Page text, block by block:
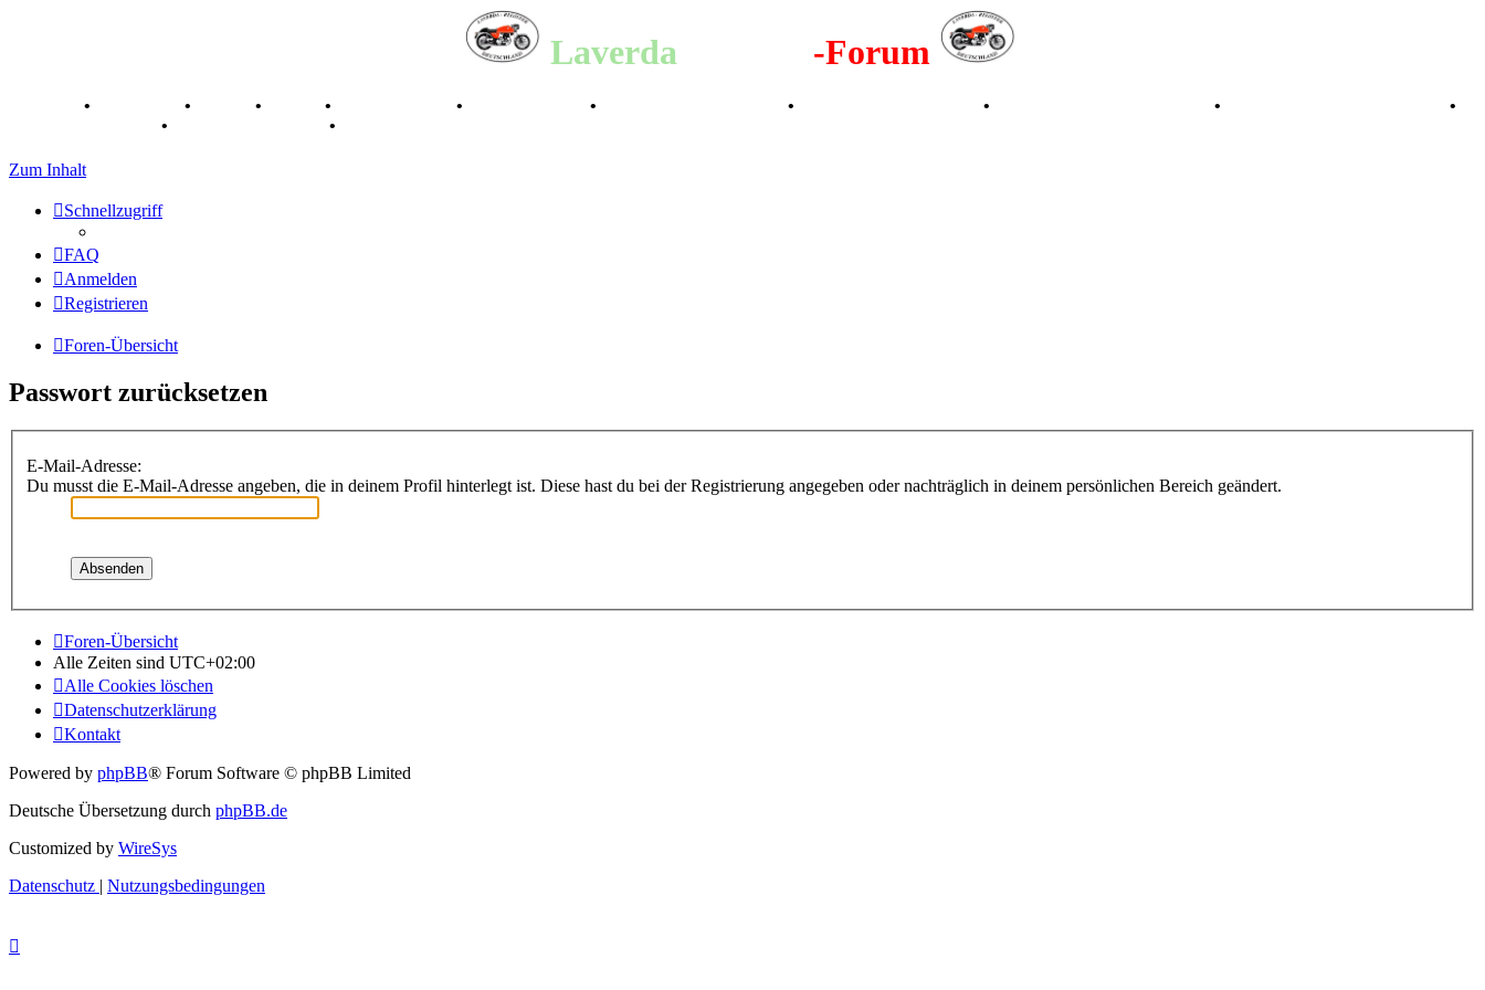
Laverda -Forum
• • • • • • • • •
•
• •
Zum Inhalt
Schnellzugriff
FAQ
Anmelden
Registrieren
Foren-Übersicht
Passwort zurücksetzen
E-Mail-Adresse:
Du musst die E-Mail-Adresse angeben, die in deinem Profil hinterlegt ist. Diese hast du bei der Registrierung angegeben oder nachträglich in deinem persönlichen Bereich geändert.
Foren-Übersicht
Alle Zeiten sind UTC+02:00
Alle Cookies löschen
Datenschutzerklärung
Kontakt
Powered by phpBB® Forum Software © phpBB Limited
Deutsche Übersetzung durch phpBB.de
Customized by WireSys
Datenschutz | Nutzungsbedingungen